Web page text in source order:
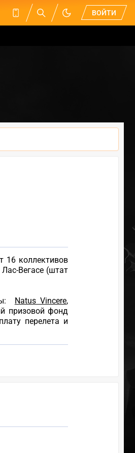
ВОЙТИ
16 коллективов
Вегасе (штат
Natus Vincere,
призовой фонд
перелета и